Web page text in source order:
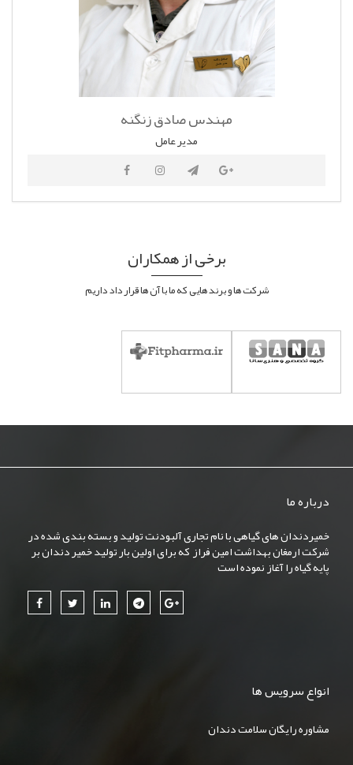
مهندس صادق زنگنه
مدیر عامل
برخی از همکاران
شرکت ها و برند هایی که ما با آن ها قرار داد داریم
درباره ما
خمیردندان های گیاهی با نام تجاری آلبودنت تولید و بسته بندی شده در
شرکت ارمغان بهداشت امین فراز که برای اولین بار تولید خمیر دندان بر
پایه گیاه را آغاز نموده است
انواع سرویس ها
مشاوره رایگان سلامت دندان